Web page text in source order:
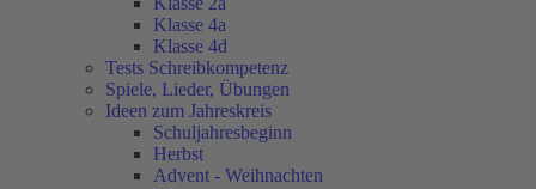
Klasse 4a
Klasse 4d
Tests Schreibkompetenz
Spiele, Lieder, Übungen
Ideen zum Jahreskreis
Schuljahresbeginn
Herbst
Advent - Weihnachten